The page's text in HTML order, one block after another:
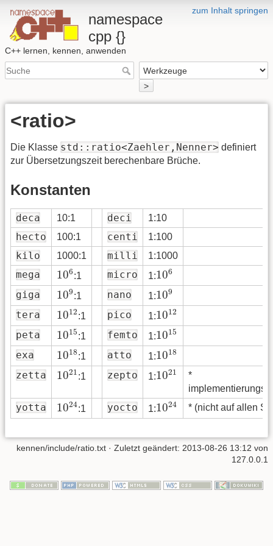
zum Inhalt springen
namespace
cpp {}
C++ lernen, kennen, anwenden
>
<ratio>
Die Klasse std::ratio<Zaehler,Nenner> definiert
zur Übersetzungszeit berechenbare Brüche.
Konstanten
deca 10:1 deci 1:10
hecto 100:1 centi 1:100
kilo 1000:1 milli 1:1000
mega 106
106
:1 micro 1:106
106
giga 109
109
:1 nano 1:109
109
tera 1012
1012
:1 pico 1:1012
1012
peta 1015
1015
:1 femto 1:1015
1015
exa 1018
1018
:1 atto 1:1018
1018
zetta 1021
1021
:1 zepto 1:1021
1021 *
yotta 1024
1024
:1 yocto 1:1024
1024 * (nicht auf allen
kennen/include/ratio.txt · Zuletzt geändert: 2013-08-26 13:12 von
127.0.0.1